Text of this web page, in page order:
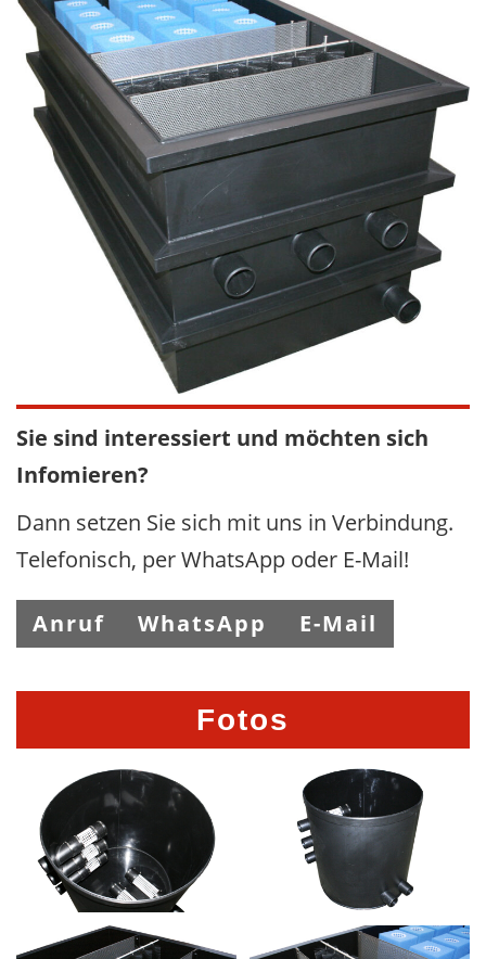
Sie sind interessiert und möchten sich
Infomieren?
Dann setzen Sie sich mit uns in Verbindung.
Telefonisch, per WhatsApp oder E-Mail!
Anruf WhatsApp E-Mail
Fotos